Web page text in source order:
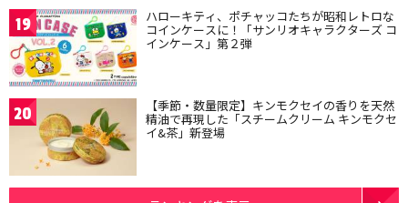
19 ハローキティ、ポチャッコたちが昭和レトロな
コインケースに！「サンリオキャラクターズ コ
インケース」第２弾
20 【季節・数量限定】キンモクセイの香りを天然
精油で再現した「スチームクリーム キンモクセ
イ&茶」新登場